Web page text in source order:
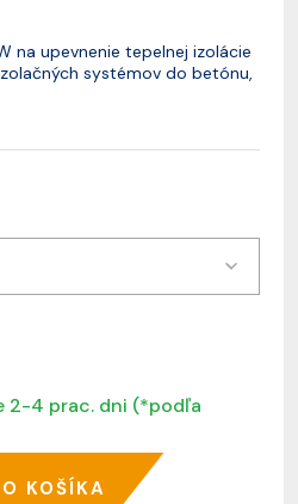
na upevnenie tepelnej izolácie
systémov do betónu,
2-4 prac. dni (*podľa
KOŠÍKA